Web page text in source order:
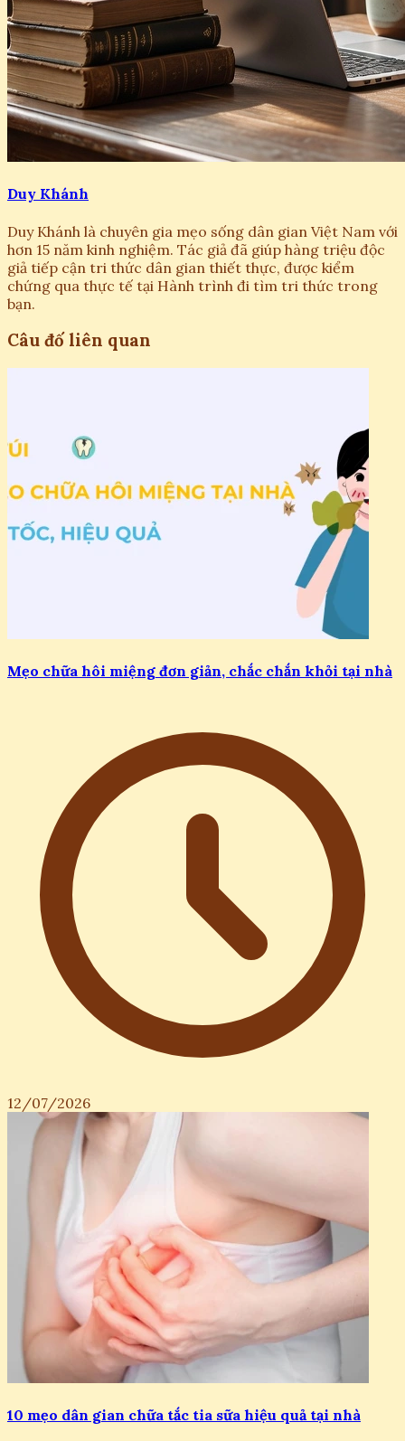
Duy Khánh
Duy Khánh là chuyên gia mẹo sống dân gian Việt Nam với
hơn 15 năm kinh nghiệm. Tác giả đã giúp hàng triệu độc
giả tiếp cận tri thức dân gian thiết thực, được kiểm
chứng qua thực tế tại Hành trình đi tìm tri thức trong
bạn.
Câu đố liên quan
Mẹo chữa hôi miệng đơn giản, chắc chắn khỏi tại nhà
12/07/2026
10 mẹo dân gian chữa tắc tia sữa hiệu quả tại nhà